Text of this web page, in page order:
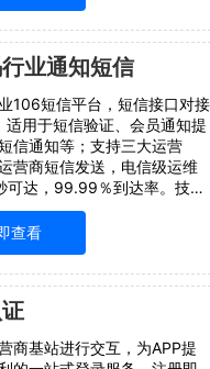
业通知短信
106短信平台，短信接口对接
适用于短信验证、会员通知提
信通知等；支持三大运营
营商短信发送，电信级运维
可达，99.99％到达率。技术
客户专业服务小组，一对一
、安全稳定、正规专业支持
，虚拟运营商短信发送，电
障，3秒可达，99
查看
商基站进行交互，为APP提